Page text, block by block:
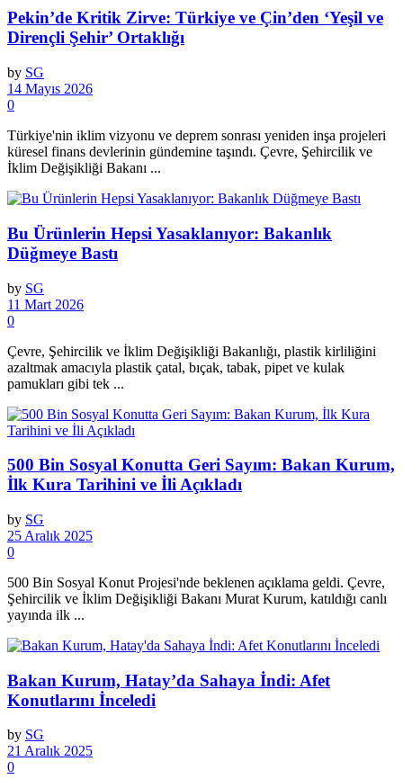
Pekin’de Kritik Zirve: Türkiye ve Çin’den ‘Yeşil ve
Dirençli Şehir’ Ortaklığı
by SG
14 Mayıs 2026
0
Türkiye'nin iklim vizyonu ve deprem sonrası yeniden inşa projeleri
küresel finans devlerinin gündemine taşındı. Çevre, Şehircilik ve
İklim Değişikliği Bakanı ...
Bu Ürünlerin Hepsi Yasaklanıyor: Bakanlık
Düğmeye Bastı
by SG
11 Mart 2026
0
Çevre, Şehircilik ve İklim Değişikliği Bakanlığı, plastik kirliliğini
azaltmak amacıyla plastik çatal, bıçak, tabak, pipet ve kulak
pamukları gibi tek ...
500 Bin Sosyal Konutta Geri Sayım: Bakan Kurum,
İlk Kura Tarihini ve İli Açıkladı
by SG
25 Aralık 2025
0
500 Bin Sosyal Konut Projesi'nde beklenen açıklama geldi. Çevre,
Şehircilik ve İklim Değişikliği Bakanı Murat Kurum, katıldığı canlı
yayında ilk ...
Bakan Kurum, Hatay’da Sahaya İndi: Afet
Konutlarını İnceledi
by SG
21 Aralık 2025
0